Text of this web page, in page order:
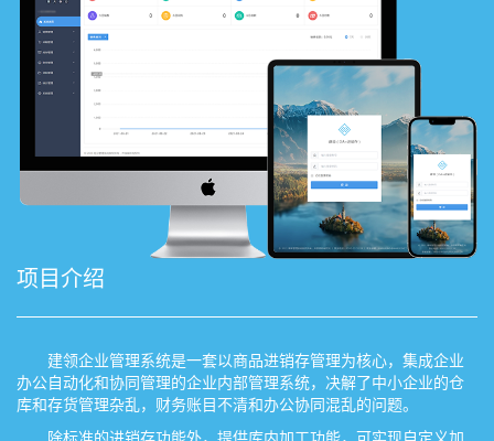
项目介绍
建领企业管理系统是一套以商品进销存管理为核心，集成企业
办公自动化和协同管理的企业内部管理系统，决解了中小企业的仓
库和存货管理杂乱，财务账目不清和办公协同混乱的问题。